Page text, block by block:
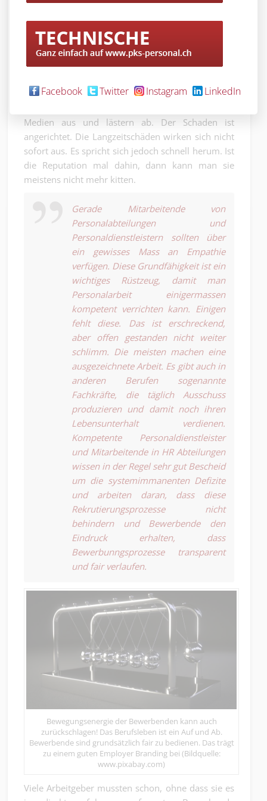
können die Betroffenen sich arrangieren und
wenigstens behaupten, dass sie es versucht haben
und sich immer noch gut fühlen. Kommt diese
jedoch in kruder, brutalisierter und rücksichtsloser
Betroffenen wie Säure ein. Diese Menschen haben
Medien aus und lästern ab. Der Schaden ist
angerichtet. Die Langzeitschäden wirken sich nicht
sofort aus. Es spricht sich jedoch schnell herum. Ist
die Reputation mal dahin, dann kann man sie
meistens nicht mehr kitten.
Gerade Mitarbeitende von
Personalabteilungen und
Personaldienstleistern sollten über
ein gewisses Mass an Empathie
verfügen. Diese Grundfähigkeit ist ein
wichtiges Rüstzeug, damit man
Personalarbeit einigermassen
kompetent verrichten kann. Einigen
fehlt diese. Das ist erschreckend,
aber offen gestanden nicht weiter
schlimm. Die meisten machen eine
ausgezeichnete Arbeit. Es gibt auch in
anderen Berufen sogenannte
Fachkräfte, die täglich Ausschuss
produzieren und damit noch ihren
Lebensunterhalt verdienen.
Kompetente Personaldienstleister
und Mitarbeitende in HR Abteilungen
wissen in der Regel sehr gut Bescheid
um die systemimmanenten Defizite
und arbeiten daran, dass diese
Rekrutierungsprozesse nicht
behindern und Bewerbende den
Eindruck erhalten, dass
Bewerbunngsprozesse transparent
und fair verlaufen.
Bewegungsenergie der Bewerbenden kann auch
zurückschlagen! Das Berufsleben ist ein Auf und Ab.
Bewerbende sind grundsätzlich fair zu bedienen. Das trägt
zu einem guten Employer Branding bei (Bildquelle:
www.pixabay.com)
Viele Arbeitgeber mussten schon, ohne dass sie es
Facebook Twitter Instagram LinkedIn